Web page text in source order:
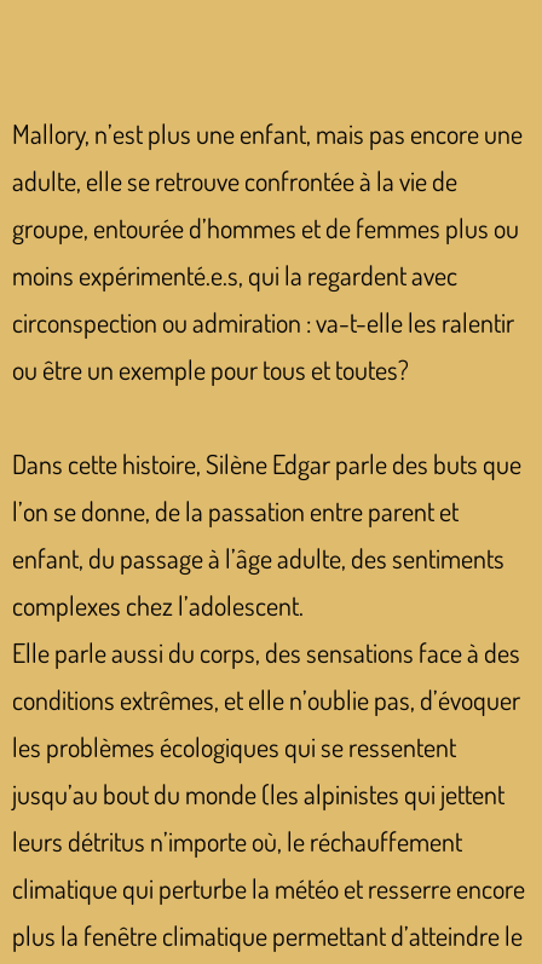
Mallory, n’est plus une enfant, mais pas encore une
adulte, elle se retrouve confrontée à la vie de
groupe, entourée d’hommes et de femmes plus ou
moins expérimenté.e.s, qui la regardent avec
circonspection ou admiration : va-t-elle les ralentir
ou être un exemple pour tous et toutes?
Dans cette histoire, Silène Edgar parle des buts que
l’on se donne, de la passation entre parent et
enfant, du passage à l’âge adulte, des sentiments
complexes chez l’adolescent.
Elle parle aussi du corps, des sensations face à des
conditions extrêmes, et elle n’oublie pas, d’évoquer
les problèmes écologiques qui se ressentent
jusqu’au bout du monde (les alpinistes qui jettent
leurs détritus n’importe où, le réchauffement
climatique qui perturbe la météo et resserre encore
plus la fenêtre climatique permettant d’atteindre le